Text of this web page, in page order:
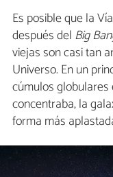
Es posible que la
después del Big
viejas son casi tan
Universo. En un
cúmulos globulares
concentraba, la
forma más